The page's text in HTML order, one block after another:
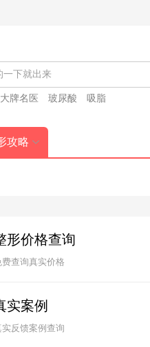
大牌名医 玻尿酸 吸脂
攻略
形价格查询
费查询真实价格
实案例
实反馈案例查询